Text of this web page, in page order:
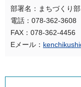
部署名：まちづくり
電話：078-362-3608
FAX：078-362-4456
Eメール：